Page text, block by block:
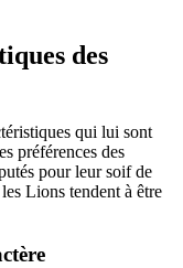
des
qui lui sont
préférences des
pour leur soif de
Lions tendent à être